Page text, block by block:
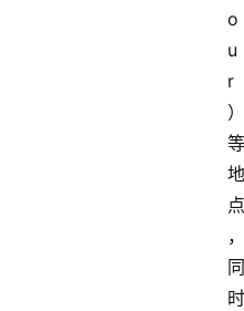
o
u
r
）
等
地
点
，
同
时